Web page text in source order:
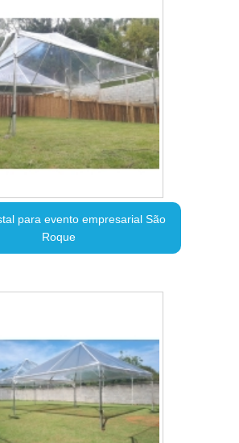
para evento empresarial São
Roque